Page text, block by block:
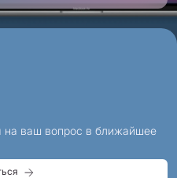
ваш вопрос в ближайшее